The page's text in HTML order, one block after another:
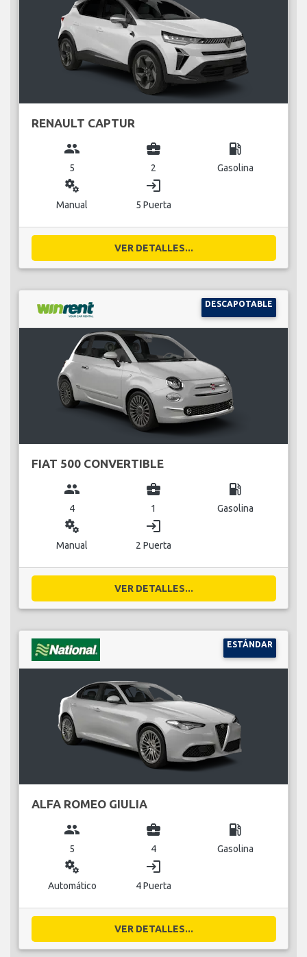
RENAULT CAPTUR
group
5
business_center
2
local_gas_station
Gasolina
miscellaneous_services
Manual
login
5 Puerta
VER DETALLES...
DESCAPOTABLE
FIAT 500 CONVERTIBLE
group
4
business_center
1
local_gas_station
Gasolina
miscellaneous_services
Manual
login
2 Puerta
VER DETALLES...
ESTÁNDAR
ALFA ROMEO GIULIA
group
5
business_center
4
local_gas_station
Gasolina
miscellaneous_services
Automático
login
4 Puerta
VER DETALLES...